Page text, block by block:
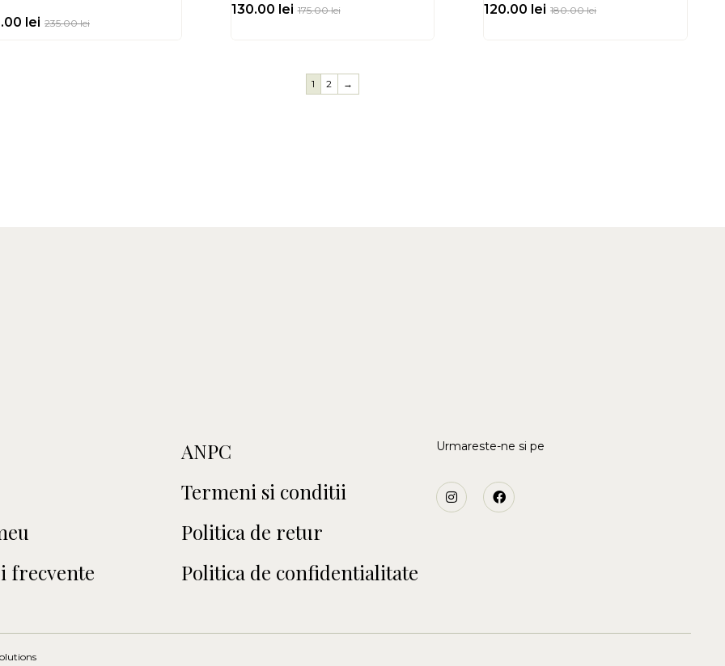
235.00lei
lei
175.00lei
130.00 lei 180.00lei
120.00 lei
1 2 →
frecvente
ANPC
Termeni si conditii
Politica de retur
Politica de confidentialitate
Urmareste-ne si pe